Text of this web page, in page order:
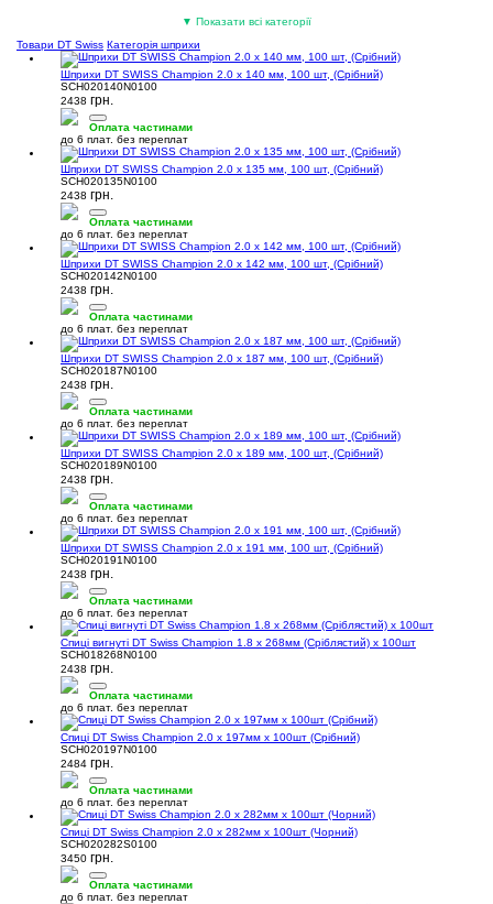
(9)
Ніпелі під безкамерку
Перехідники та подовжувачі
(5)
Інструмент для втулок
Ексцентрики та вісі
(3) (1)
Змащення для підшипників
▼ Показати всі категорії
Товари DT Swiss Категорія шприхи
Шприхи DT SWISS Champion 2.0 x 140 мм, 100 шт, (Срібний)
SCH020140N0100
2438 грн.
Оплата частинами
до 6 плат. без переплат
Шприхи DT SWISS Champion 2.0 x 135 мм, 100 шт, (Срібний)
SCH020135N0100
2438 грн.
Оплата частинами
до 6 плат. без переплат
Шприхи DT SWISS Champion 2.0 x 142 мм, 100 шт, (Срібний)
SCH020142N0100
2438 грн.
Оплата частинами
до 6 плат. без переплат
Шприхи DT SWISS Champion 2.0 x 187 мм, 100 шт, (Срібний)
SCH020187N0100
2438 грн.
Оплата частинами
до 6 плат. без переплат
Шприхи DT SWISS Champion 2.0 x 189 мм, 100 шт, (Срібний)
SCH020189N0100
2438 грн.
Оплата частинами
до 6 плат. без переплат
Шприхи DT SWISS Champion 2.0 x 191 мм, 100 шт, (Срібний)
SCH020191N0100
2438 грн.
Оплата частинами
до 6 плат. без переплат
Спиці вигнуті DT Swiss Champion 1.8 x 268мм (Сріблястий) х 100шт
SCH018268N0100
2438 грн.
Оплата частинами
до 6 плат. без переплат
Спиці DT Swiss Champion 2.0 x 197мм х 100шт (Срібний)
SCH020197N0100
2484 грн.
Оплата частинами
до 6 плат. без переплат
Спиці DT Swiss Champion 2.0 x 282мм х 100шт (Чорний)
SCH020282S0100
3450 грн.
Оплата частинами
до 6 плат. без переплат